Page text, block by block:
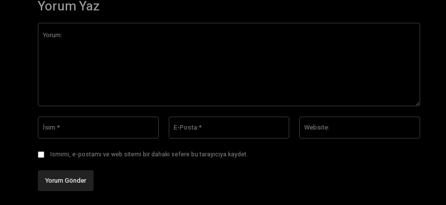
Yorum Yaz
Posta:*
Ismimi, e-postamı ve web sitemi bir dahaki sefere bu tarayıcıya kaydet.